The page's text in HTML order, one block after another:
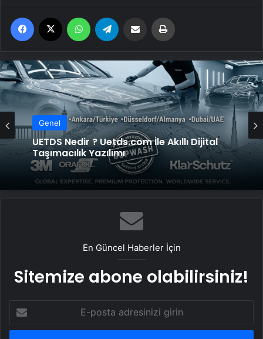
Facebook WhatsApp Email'den paylaş
Genel
UETDS Nedir ? Uetds.com İle Akıllı Dijital
Taşımacılık Yazılımı
Genel
Yeni Dünya Düzensizliği Çağında Türk Dış
Politikası ve Hakan Fidan Faktörü
En Güncel Haberler İçin
Sitemize abone olabilirsiniz!
posta
adresinizi